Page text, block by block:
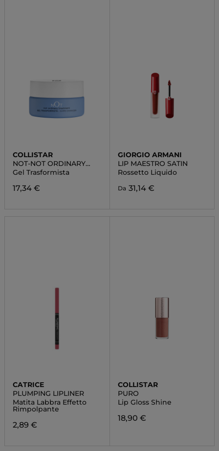
COLLISTAR
NOT-NOT ORDINARY
TREATMENT
Gel Trasformista
17,34 €
GIORGIO ARMANI
LIP MAESTRO SATIN
Rossetto Liquido
Da 31,14 €
CATRICE
PLUMPING LIPLINER
Matita Labbra Effetto
Rimpolpante
2,89 €
COLLISTAR
PURO
Lip Gloss Shine
18,90 €